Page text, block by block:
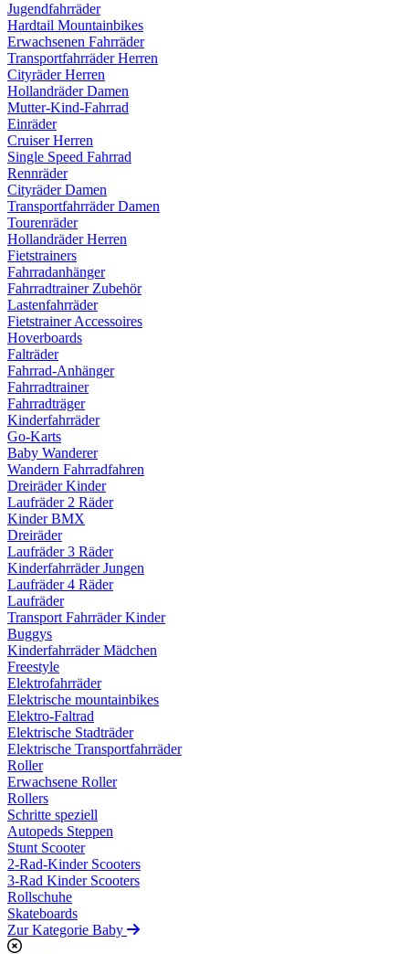
Jugendfahrräder
Hardtail Mountainbikes
Erwachsenen Fahrräder
Transportfahrräder Herren
Cityräder Herren
Hollandräder Damen
Mutter-Kind-Fahrrad
Einräder
Cruiser Herren
Single Speed Fahrrad
Rennräder
Cityräder Damen
Transportfahrräder Damen
Tourenräder
Hollandräder Herren
Fietstrainers
Fahrradanhänger
Fahrradtrainer Zubehör
Lastenfahrräder
Fietstrainer Accessoires
Hoverboards
Falträder
Fahrrad-Anhänger
Fahrradtrainer
Fahrradträger
Kinderfahrräder
Go-Karts
Baby Wanderer
Wandern Fahrradfahren
Dreiräder Kinder
Laufräder 2 Räder
Kinder BMX
Dreiräder
Laufräder 3 Räder
Kinderfahrräder Jungen
Laufräder 4 Räder
Laufräder
Transport Fahrräder Kinder
Buggys
Kinderfahrräder Mädchen
Freestyle
Elektrofahrräder
Elektrische mountainbikes
Elektro-Faltrad
Elektrische Stadträder
Elektrische Transportfahrräder
Roller
Erwachsene Roller
Rollers
Schritte speziell
Autopeds Steppen
Stunt Scooter
2-Rad-Kinder Scooters
3-Rad Kinder Scooters
Rollschuhe
Skateboards
Zur Kategorie Baby